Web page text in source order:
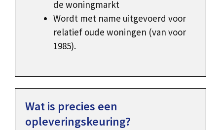
de woningmarkt
Wordt met name uitgevoerd voor
relatief oude woningen (van voor
1985).
Wat is precies een
opleveringskeuring?